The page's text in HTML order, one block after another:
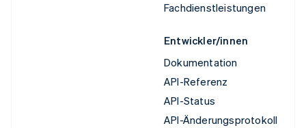
Fachdienstleistungen
Entwickler/innen
Dokumentation
API-Referenz
API-Status
API-Änderungsprotokoll